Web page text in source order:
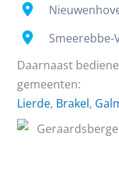
Smeerebbe-
Daarnaast
gemeenten:
Lierde, Brakel,